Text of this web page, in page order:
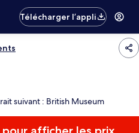
Télécharger l’appli
suivant : British Museum